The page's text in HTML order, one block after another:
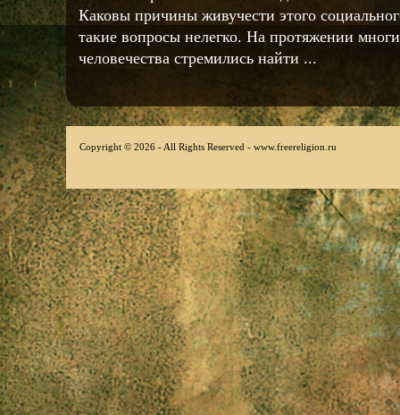
Каковы причины живучести этого
такие вопросы нелегко. На протяжении
человечества стремились найти ...
Copyright © 2026 - All Rights Reserved - www.freereligion.ru